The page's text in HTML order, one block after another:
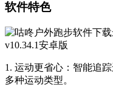
软件特色
1. 运动更省心：智能追
多种运动类型。